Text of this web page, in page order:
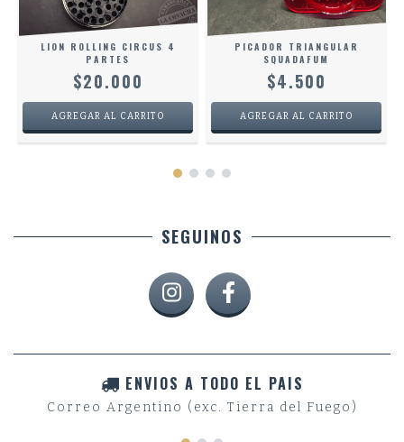
LION ROLLING CIRCUS 4
PARTES
$20.000
PICADOR TRIANGULAR
SQUADAFUM
$4.500
SEGUINOS
ENVIOS A TODO EL PAIS
Correo Argentino (exc. Tierra del Fuego)